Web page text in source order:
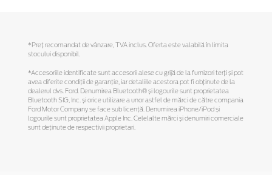
*Preţ recomandat de vânzare, TVA inclus. Oferta este valabilă în limita
stocului disponibil.
*Accesoriile identificate sunt accesorii alese cu grijă de la furnizori terți și pot
avea diferite condiții de garanție, iar detaliile acestora pot fi obținute de la
dealerul dvs. Ford. Denumirea Bluetooth® și logourile sunt proprietatea
Bluetooth SIG, Inc. și orice utilizare a unor astfel de mărci de către compania
Ford Motor Company se face sub licență. Denumirea iPhone/iPod și
logourile sunt proprietatea Apple Inc. Celelalte mărci și denumiri comerciale
sunt deținute de respectivii proprietari.